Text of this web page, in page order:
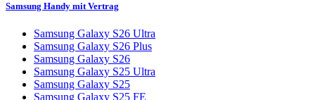
Samsung Handy mit Vertrag
Samsung Galaxy S26 Ultra
Samsung Galaxy S26 Plus
Samsung Galaxy S26
Samsung Galaxy S25 Ultra
Samsung Galaxy S25
Samsung Galaxy S25 FE